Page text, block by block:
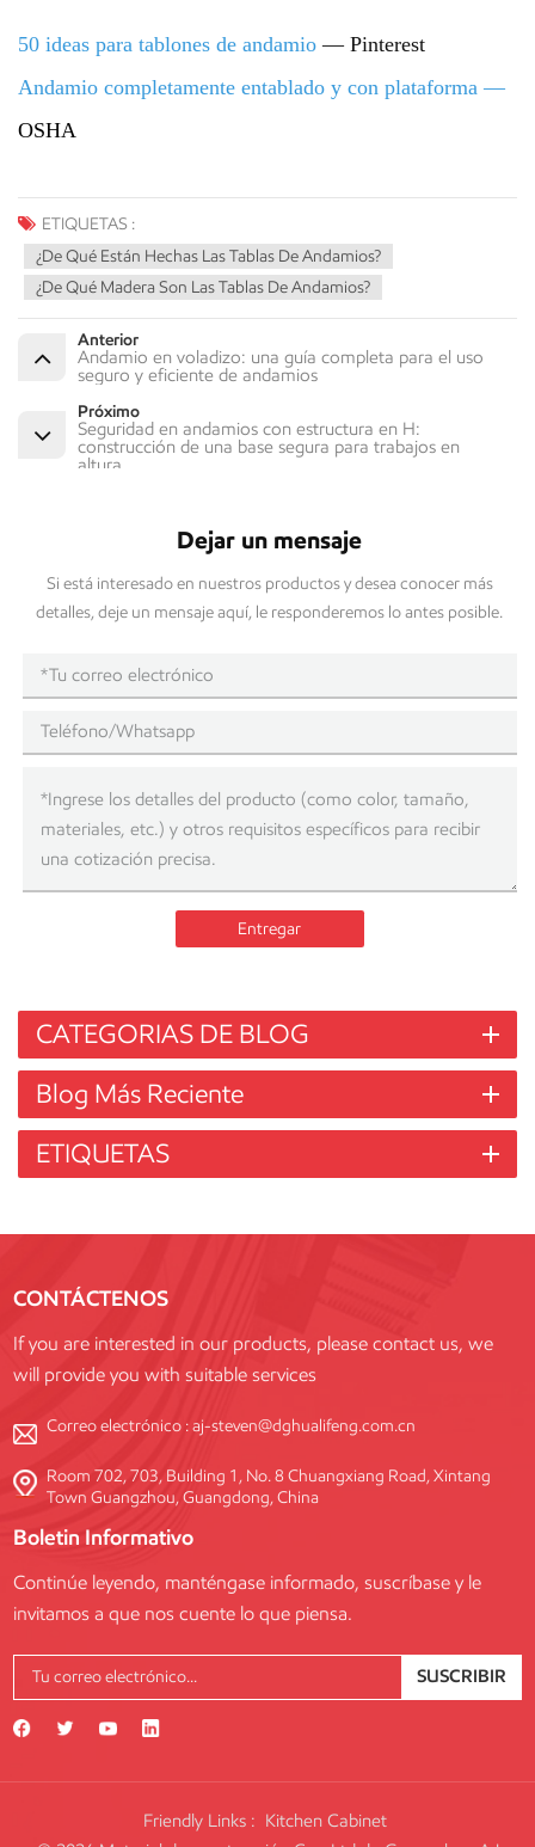
50 ideas para tablones de andamio — Pinterest
Andamio completamente entablado y con plataforma —
OSHA
ETIQUETAS :
¿De Qué Están Hechas Las Tablas De Andamios?
¿De Qué Madera Son Las Tablas De Andamios?
Anterior
Andamio en voladizo: una guía completa para el uso
seguro y eficiente de andamios
Próximo
Seguridad en andamios con estructura en H:
construcción de una base segura para trabajos en
altura
Dejar un mensaje
Si está interesado en nuestros productos y desea conocer más
detalles, deje un mensaje aquí, le responderemos lo antes posible.
Entregar
CATEGORIAS DE BLOG
Blog Más Reciente
ETIQUETAS
CONTÁCTENOS
If you are interested in our products, please contact us, we
will provide you with suitable services
Correo electrónico :aj-steven@dghualifeng.com.cn
Room 702, 703, Building 1, No. 8 Chuangxiang Road, Xintang
Town Guangzhou, Guangdong, China
Boletin Informativo
Continúe leyendo, manténgase informado, suscríbase y le
invitamos a que nos cuente lo que piensa.
SUSCRIBIR
Friendly Links : Kitchen Cabinet